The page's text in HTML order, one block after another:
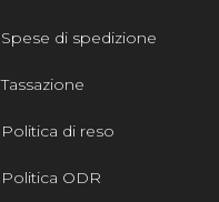
Spese di spedizione
Tassazione
Politica di reso
Politica ODR